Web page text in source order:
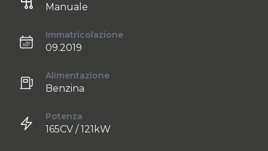
Manuale
Immatricolazione
09.2019
Alimentazione
Benzina
Potenza
165CV / 121kW